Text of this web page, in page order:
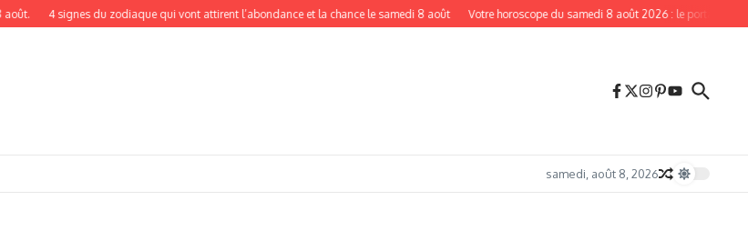
4 signes du zodiaque qui vont attirent l’abondance et la chance le samedi 8 août Votre horoscope du samedi 8 août 2026 : le portail de la Porte
samedi, août 8, 2026